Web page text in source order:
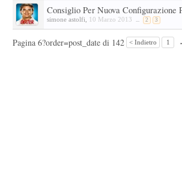
Consiglio Per Nuova Configurazione
simone astolfi 10 Marzo 2013 ... 2 3
Pagina 6?order=post_date di 142 < Indietro 1